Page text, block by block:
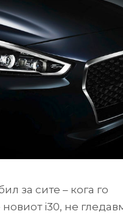
за сите – кога го
i30, не